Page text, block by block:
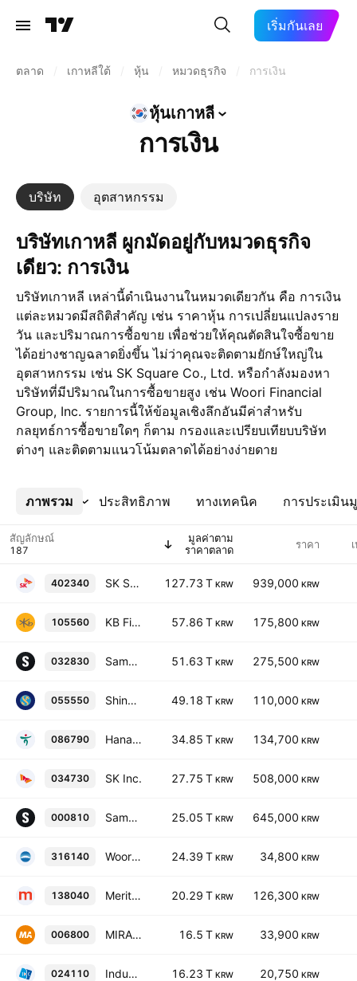
เริ่มกันเลย
ตลาด เกาหลีใต้ หุ้น หมวดธุรกิจ การเงิน
หุ้นเกาหลี
การเงิน
บริษัท อุตสาหกรรม
บริษัทเกาหลี ผูกมัดอยู่กับหมวดธุรกิจ
เดียว: การเงิน
บริษัทเกาหลี เหล่านี้ดำเนินงานในหมวดเดียวกัน คือ การเงิน
แต่ละหมวดมีสถิติสำคัญ เช่น ราคาหุ้น การเปลี่ยนแปลงราย
วัน และปริมาณการซื้อขาย เพื่อช่วยให้คุณตัดสินใจซื้อขาย
ได้อย่างชาญฉลาดยิ่งขึ้น ไม่ว่าคุณจะติดตามยักษ์ใหญ่ใน
อุตสาหกรรม เช่น SK Square Co., Ltd. หรือกำลังมองหา
บริษัทที่มีปริมาณในการซื้อขายสูง เช่น Woori Financial
Group, Inc. รายการนี้ให้ข้อมูลเชิงลึกอันมีค่าสำหรับ
กลยุทธ์การซื้อขายใดๆ ก็ตาม กรองและเปรียบเทียบบริษัท
ต่างๆ และติดตามแนวโน้มตลาดได้อย่างง่ายดาย
ภาพรวม ประสิทธิภาพ ทางเทคนิค การประเมิน
เพิ่มเติม
สัญลักษณ์
มูลค่าตาม
ราคาตลาด
ราคา
402340 SK Square Co., Ltd. 127.73 T KRW 939,000 KRW
105560 KB Financial Group Inc. 57.86 T KRW 175,800 KRW
032830 Samsung Life Insurance Co., Ltd. 51.63 T KRW 275,500 KRW
055550 Shinhan Financial Group Co., Ltd. 49.18 T KRW 110,000 KRW
086790 Hana Financial Group Inc. 34.85 T KRW 134,700 KRW
034730 SK Inc. 27.75 T KRW 508,000 KRW
000810 Samsung Fire & Marine Insurance Co., Ltd 25.05 T KRW 645,000 KRW
316140 Woori Financial Group, Inc. 24.39 T KRW 34,800 KRW
138040 Meritz Financial Group Inc. 20.29 T KRW 126,300 KRW
006800 MIRAE ASSET SECURITIES CO., LTD. 16.5 T KRW 33,900 KRW
024110 Industrial Bank Of Korea 16.23 T KRW 20,750 KRW